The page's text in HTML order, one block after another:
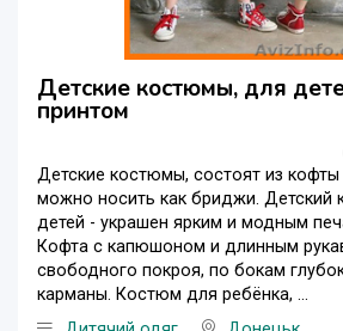
Детские костюмы, для
принтом
Детские костюмы, состоят из
можно носить как бриджи. Детский
детей - украшен ярким и модным
Кофта с капюшоном и длинным
свободного покроя, по бокам
карманы. Костюм для ребёнка, ...